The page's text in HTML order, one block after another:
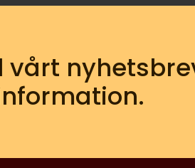
vårt